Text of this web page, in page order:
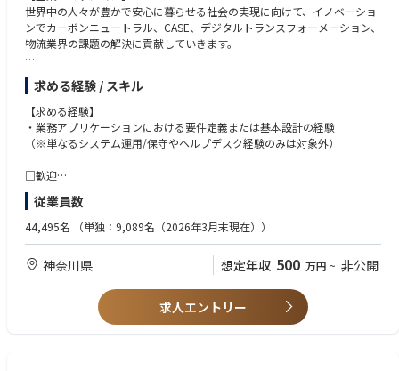
【案件例】
・大手動画配信：新規サブスクリプションサービスの立ち上げ
・大手製造：新規AIサービスの立ち上げ
・大手製薬：オムニチャネル戦略の策定と施策開発
・地方自治体：伝わる広報実現に向けたポータル戦略策定およびUX/UIデ
ザイン
・大手製造：UX組織開発・人財育成
その他大手自動車、保険、流通、ITサービス、公企業など幅広い支援実績
【ポジションの魅力】
・多様な業界・業種の企業のUXデザインに携われる機会がある
・デジタル接点だけでなく、アナログ接点（店舗、紙媒体など）も含めた
体験設計に携われる機会がある
・新しいデジタルテクノロジーを活用したUXデザインに携わることができ
る
・UXデザインのトレンドや最新情報・技術の継続的な学習環境がある
・戦略の構想から具現化までを一気通貫で携われる機会がある
・各業界の大手クライアントと向き合うことで、業界全体の課題感を把握
・顧客や上司の指示待ちではなく、やるべきこと・やりたいことを自分で
考えて取り組んでいる方
・日頃から、様々なアプリやWEBサイトを利用しながら、その良し悪しを
分析・考察することが好きな方
世界中の人々が豊かで安心に暮らせる社会の実現に向けて、イノベーショ
ンでカーボンニュートラル、CASE、デジタルトランスフォーメーション、
物流業界の課題の解決に貢献していきます。
【募集の背景】
社内業務デジタル化への対応迅速化と適応課題に向けた人材強化のため。
【職務ミッション】
工場の生産および購買領域における業務課題に対し、事業部門と連携しな
を実現する。
【職務内容】
・生産／購買領域における業務課題の整理およびシステム企画
・ユーザ要件のヒアリングおよびシステム要件定義、設計
・システム開発プロジェクトの推進・管理
・既存システムの改善・保守運用（※企画・改善を含む）
【やりがい】
求める経験 / スキル
【求める経験】
・業務アプリケーションにおける要件定義または基本設計の経験
（※単なるシステム運用/保守やヘルプデスク経験のみは対象外）
□歓迎
・システム開発プロジェクトの推進または管理経験
・生産業務（生産計画／部品調達／生産管理等）の知識・経験
・購買業務（ソーシング／契約／調達／支払等）の知識・経験
【求めるスキル】
・事業部門とのコミュニケーションを通じて、業務要件を整理しシステム
要件へ落とし込む能力
・システム開発に関する基礎知識（アーキテクチャ／DB／プログラミング
／開発プロセス）
従業員数
44,495名 （単独：9,089名（2026年3月末現在））
神奈川県 想定年収 500 万円 ~ 非公開
求人エントリー